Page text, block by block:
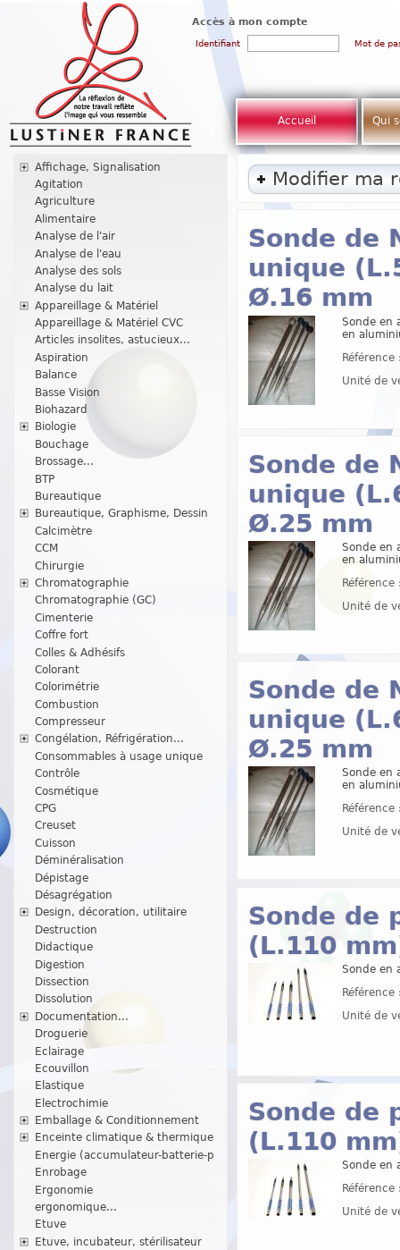
Accès à mon compte
Identifiant Mot de
Accueil Qui
Affichage, Signalisation
Agitation
Agriculture
Alimentaire
Analyse de l'air
Analyse de l'eau
Analyse des sols
Analyse du lait
Appareillage & Matériel
Appareillage & Matériel CVC
Articles insolites, astucieux...
Aspiration
Balance
Basse Vision
Biohazard
Biologie
Bouchage
Brossage...
BTP
Bureautique
Bureautique, Graphisme, Dessin
Calcimètre
CCM
Chirurgie
Chromatographie
Chromatographie (GC)
Cimenterie
Coffre fort
Colles & Adhésifs
Colorant
Colorimétrie
Combustion
Compresseur
Congélation, Réfrigération...
Consommables à usage unique
Contrôle
Cosmétique
CPG
Creuset
Cuisson
Déminéralisation
Dépistage
Désagrégation
Design, décoration, utilitaire
Destruction
Didactique
Digestion
Dissection
Dissolution
Documentation...
Droguerie
Eclairage
Ecouvillon
Elastique
Electrochimie
Emballage & Conditionnement
Enceinte climatique & thermique
Energie (accumulateur-batterie-p
Enrobage
Ergonomie
ergonomique...
Etuve
Etuve, incubateur, stérilisateur
Modifier ma
Sonde de
unique
Ø.16 mm
Sonde en
en
Unité de
Sonde de
unique
Ø.25 mm
Sonde en
en
Unité de
Sonde de
unique
Ø.25 mm
Sonde en
en
Unité de
Sonde de
(L.110
Sonde en
Unité de
Sonde de
(L.110
Sonde en
Unité de